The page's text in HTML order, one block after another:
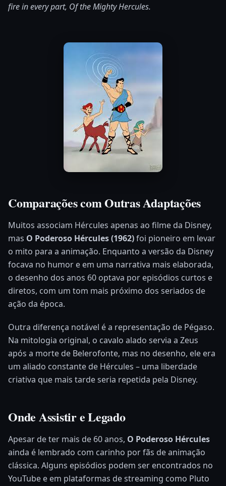
fire in every part, Of the Mighty Hercules.
Comparações com Outras Adaptações
Muitos associam Hércules apenas ao filme da Disney,
mas O Poderoso Hércules (1962)foi pioneiro em levar
o mito para a animação. Enquanto a versão da Disney
focava no humor e em uma narrativa mais elaborada,
o desenho dos anos 60 optava por episódios curtos e
diretos, com um tom mais próximo dos seriados de
ação da época.
Outra diferença notável é a representação de Pégaso.
Na mitologia original, o cavalo alado servia a Zeus
após a morte de Belerofonte, mas no desenho, ele era
um aliado constante de Hércules – uma liberdade
criativa que mais tarde seria repetida pela Disney.
Onde Assistir e Legado
Apesar de ter mais de 60 anos, O Poderoso Hércules
ainda é lembrado com carinho por fãs de animação
clássica. Alguns episódios podem ser encontrados no
YouTube e em plataformas de streaming como Pluto